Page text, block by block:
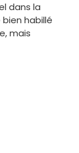
dans la
habillé
mais